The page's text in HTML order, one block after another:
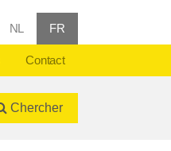
NL FR
Contact
Chercher